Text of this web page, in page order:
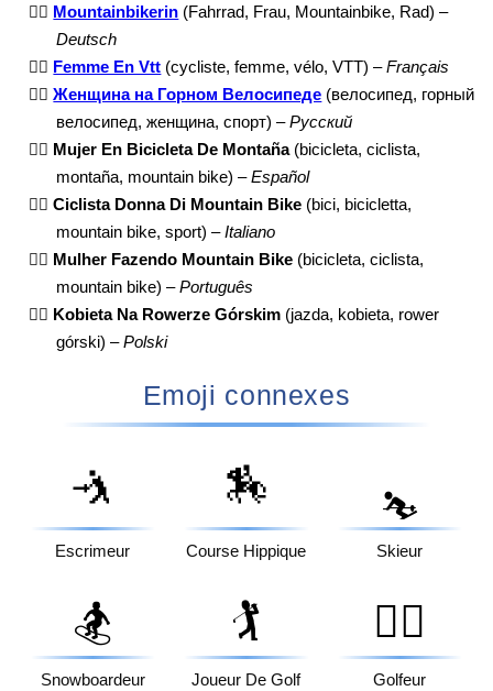
🚵‍♀️ Mountainbikerin (Fahrrad, Frau, Mountainbike, Rad) –
Deutsch
🚵‍♀️ Femme En Vtt (cycliste, femme, vélo, VTT) –Français
🚵‍♀️ Женщина на Горном Велосипеде (велосипед, горный
велосипед, женщина, спорт) –Русский
🚵‍♀️ Mujer En Bicicleta De Montaña(bicicleta, ciclista,
montaña, mountain bike) –Español
🚵‍♀️ Ciclista Donna Di Mountain Bike (bici, bicicletta,
mountain bike, sport) –Italiano
🚵‍♀️ Mulher Fazendo Mountain Bike (bicicleta, ciclista,
mountain bike) –Português
🚵‍♀️ Kobieta Na Rowerze Górskim (jazda, kobieta, rower
górski) –Polski
Emoji connexes
🤺
Escrimeur
🏇
Course Hippique
⛷️
Skieur
🏂
Snowboardeur
🏌️
Joueur De Golf
🏌️‍♂️
Golfeur